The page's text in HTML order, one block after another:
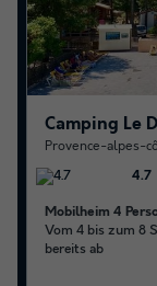
Camping Le
Provence-alpes-
4.7
Mobilheim 4
Vom 4 bis zum 8
bereits ab